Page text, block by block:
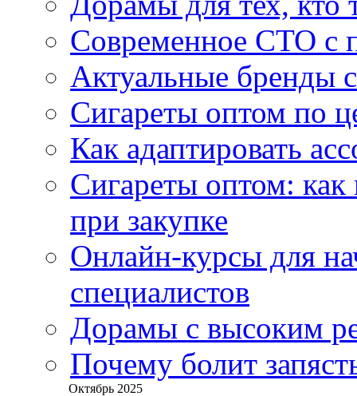
Современное СТО с
Актуальные бренды
Сигареты оптом по
Как адаптировать
Сигареты оптом:
при закупке
Онлайн-курсы для
специалистов
Дорамы с высоким
Почему болит
Октябрь 2025